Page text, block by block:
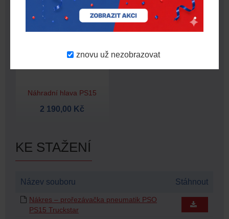
znovu už nezobrazovat
Náhradní hlava PS15
2 190,00 Kč
KE STAŽENÍ
Název souboru Stáhnout
Nákres – prořezávačka pneumatik PSO
PS15 Truckstar